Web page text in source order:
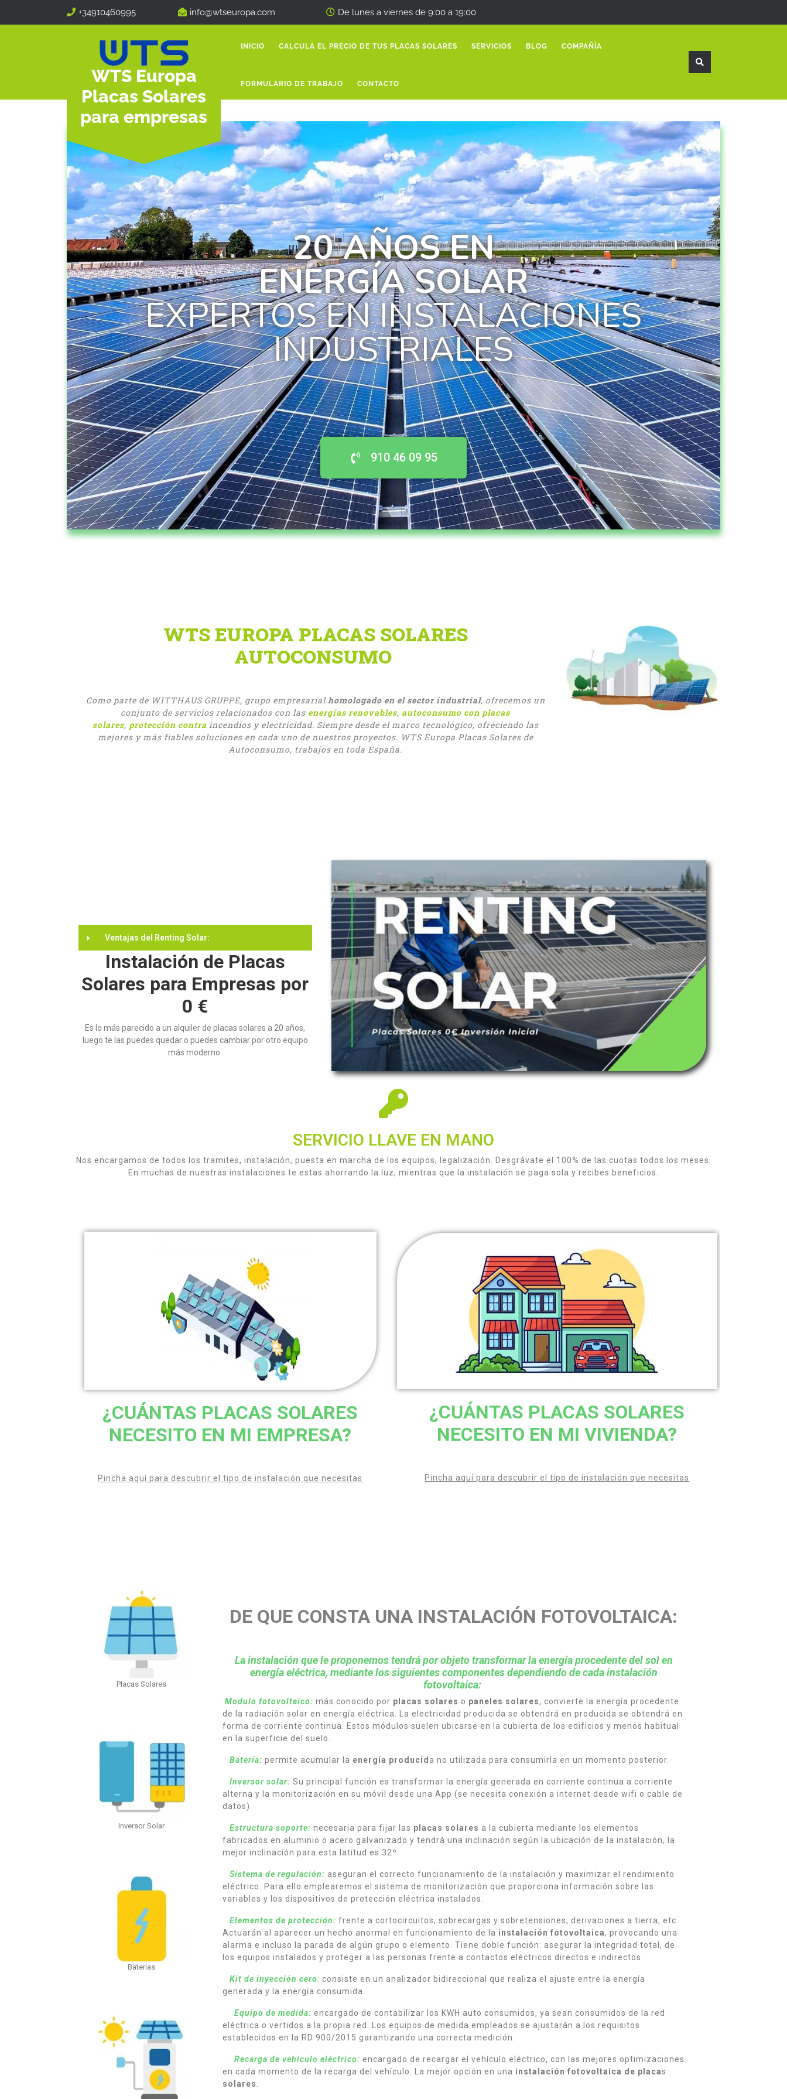
+34910460995 info@wtseuropa.com De lunes a viernes de 9:00 a 19:00
WTS Europa
Placas Solares
para empresas
INICIO CALCULA EL PRECIO DE TUS PLACAS SOLARES SERVICIOS BLOG COMPAÑÍA
FORMULARIO DE TRABAJO CONTACTO
WTS Europa Placas Solares para empresas Inicio 1
Inicio 1
20 AÑOS EN
ENERGÍA SOLAR
EXPERTOS EN INSTALACIONES
INDUSTRIALES
910 46 09 95
WTS EUROPA PLACAS SOLARES
AUTOCONSUMO
Como parte de WITTHAUS GRUPPE, grupo empresarial homologado en el sector industrial, ofrecemos un
conjunto de servicios relacionados con las energías renovables, autoconsumo con placas
solares, protección contra incendios y electricidad. Siempre desde el marco tecnológico, ofreciendo las
mejores y más fiables soluciones en cada uno de nuestros proyectos. WTS Europa Placas Solares de
Autoconsumo, trabajos en toda España.
Instalación de Placas
Solares para Empresas por
0 €
Es lo más parecido a un alquiler de placas solares a 20 años,
luego te las puedes quedar o puedes cambiar por otro equipo
más moderno.
Ventajas del Renting Solar:
SERVICIO LLAVE EN MANO
Nos encargamos de todos los tramites, instalación, puesta en marcha de los equipos, legalización. Desgrávate el 100% de las cuotas todos los meses.
En muchas de nuestras instalaciones te estas ahorrando la luz, mientras que la instalación se paga sola y recibes beneficios.
¿CUÁNTAS PLACAS SOLARES
NECESITO EN MI EMPRESA?
Pincha aquí para descubrir el tipo de instalación que necesitas
¿CUÁNTAS PLACAS SOLARES
NECESITO EN MI VIVIENDA?
Pincha aquí para descubrir el tipo de instalación que necesitas
Placas Solares
Inversor Solar
Baterías
DE QUE CONSTA UNA INSTALACIÓN FOTOVOLTAICA:
La instalación que le proponemos tendrá por objeto transformar la energía procedente del sol en
energía eléctrica, mediante los siguientes componentes dependiendo de cada instalación
fotovoltaica:
Modulo fotovoltaico: más conocido por placas solares o paneles solares, convierte la energía procedente
de la radiación solar en energía eléctrica. La electricidad producida se obtendrá en producida se obtendrá en
forma de corriente continua. Estos módulos suelen ubicarse en la cubierta de los edificios y menos habitual
en la superficie del suelo.
Batería: permite acumular la energía producid a no utilizada para consumirla en un momento posterior.
Inversor solar: Su principal función es transformar la energía generada en corriente continua a corriente
alterna y la monitorización en su móvil desde una App (se necesita conexión a internet desde wifi o cable de
datos).
Estructura soporte: necesaria para fijar las placas solares a la cubierta mediante los elementos
fabricados en aluminio o acero galvanizado y tendrá una inclinación según la ubicación de la instalación, la
mejor inclinación para esta latitud es 32º.
Sistema de regulación: aseguran el correcto funcionamiento de la instalación y maximizar el rendimiento
eléctrico. Para ello emplearemos el sistema de monitorización que proporciona información sobre las
variables y los dispositivos de protección eléctrica instalados.
Elementos de protección: frente a cortocircuitos, sobrecargas y sobretensiones, derivaciones a tierra, etc.
Actuarán al aparecer un hecho anormal en funcionamiento de la instalación fotovoltaica, provocando una
alarma e incluso la parada de algún grupo o elemento. Tiene doble función: asegurar la integridad total, de
los equipos instalados y proteger a las personas frente a contactos eléctricos directos e indirectos.
Kit de inyección cero: consiste en un analizador bidireccional que realiza el ajuste entre la energía
generada y la energía consumida.
Equipo de medida: encargado de contabilizar los KWH auto consumidos, ya sean consumidos de la red
eléctrica o vertidos a la propia red. Los equipos de medida empleados se ajustarán a los requisitos
establecidos en la RD 900/2015 garantizando una correcta medición.
Recarga de vehículo eléctrico: encargado de recargar el vehículo eléctrico, con las mejores optimizaciones
en cada momento de la recarga del vehículo. La mejor opción en una instalación fotovoltaica de placas
solares